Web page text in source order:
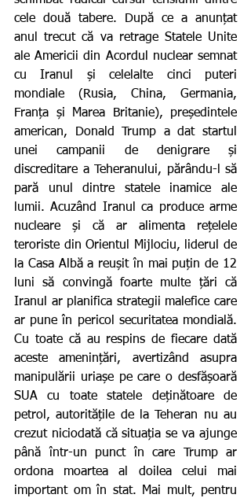
cele două tabere. După ce a anunțat
anul trecut că va retrage Statele Unite
ale Americii din Acordul nuclear semnat
cu Iranul și celelalte cinci puteri
mondiale (Rusia, China, Germania,
Franța și Marea Britanie), președintele
american, Donald Trump a dat startul
unei campanii de denigrare și
discreditare a Teheranului, părându-l să
pară unul dintre statele inamice ale
lumii. Acuzând Iranul ca produce arme
nucleare și că ar alimenta rețelele
teroriste din Orientul Mijlociu, liderul de
la Casa Albă a reușit în mai puțin de 12
luni să convingă foarte multe țări că
Iranul ar planifica strategii malefice care
ar pune în pericol securitatea mondială.
Cu toate că au respins de fiecare dată
aceste amenințări, avertizând asupra
manipulării uriașe pe care o desfășoară
SUA cu toate statele deținătoare de
petrol, autoritățile de la Teheran nu au
crezut niciodată că situația se va ajunge
până într-un punct în care Trump ar
ordona moartea al doilea celui mai
important om în stat. Mai mult, pentru